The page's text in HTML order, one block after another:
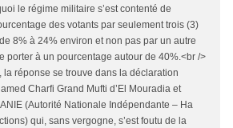
le régime militaire s’est contenté de
des votants par seulement trois (3)
8% à 24% environ et non pas par un autre
porter à un pourcentage autour de 40%.<br />
la réponse se trouve dans la déclaration
Charfi Grand Mufti d’El Mouradia et
(Autorité Nationale Indépendante – Ha
qui, sans vergogne, s’est foutu de la